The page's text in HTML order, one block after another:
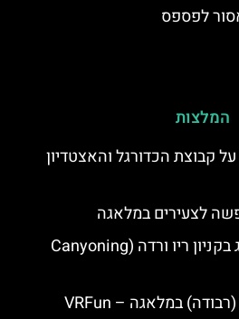
לפספס
המלצות
קבוצת הכדורגל והאצטדיון
לצעירים במלאגה
טיפוס סלעים וסנפלינג בקניון ריו ורדה (Canyoning
מתחם מציאות מדומה (רבודה) במלאגה – VRFun